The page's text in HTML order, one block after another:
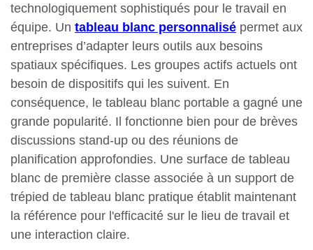
technologiquement sophistiqués pour le travail en
équipe. Un tableau blanc personnalisé permet aux
entreprises d’adapter leurs outils aux besoins
spatiaux spécifiques. Les groupes actifs actuels ont
besoin de dispositifs qui les suivent. En
conséquence, le tableau blanc portable a gagné une
grande popularité. Il fonctionne bien pour de brèves
discussions stand-up ou des réunions de
planification approfondies. Une surface de tableau
blanc de première classe associée à un support de
trépied de tableau blanc pratique établit maintenant
la référence pour l'efficacité sur le lieu de travail et
une interaction claire.